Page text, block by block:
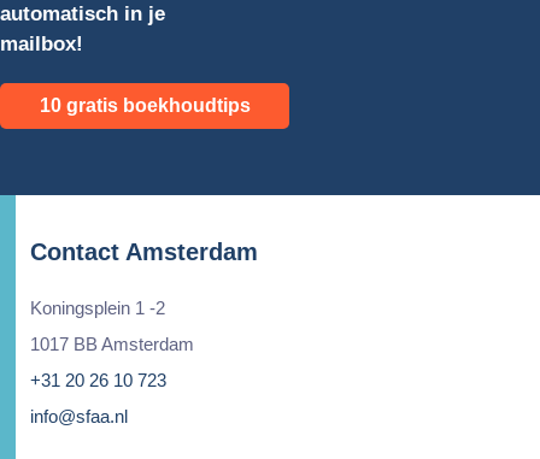
automatisch in je
mailbox!
10 gratis boekhoudtips
Contact Amsterdam
Koningsplein 1 -2
1017 BB Amsterdam
+31 20 26 10 723
info@sfaa.nl